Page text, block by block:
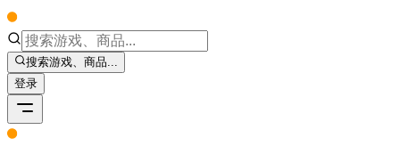
搜索游戏、商品...
登录